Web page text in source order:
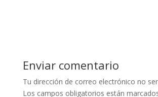
Enviar comentario
Tu dirección de correo electrónico no
Los campos obligatorios están